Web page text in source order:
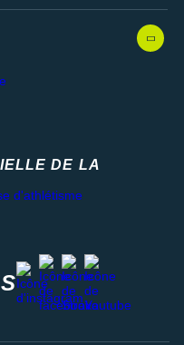
DE LA
instagram
facebook
stravayoutube